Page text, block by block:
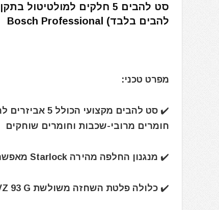
להבים בלבד) Bosch Professional
מפרט טכני:
✔️ סט להבים
חומרים מרובי-שכבות וחומרים שוחקים
✔️ מנגנון החלפה מהירה Starlock מאפשר החלפת להבים תוך 3 שניות, ללא מגע יד בלהב
✔️ כלולה פלטת השחזה משולשת AVZ 93 G וסרטי שיוף בדרגות גסות 60, 120, 240